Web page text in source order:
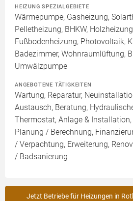
HEIZUNG SPEZIALGEBIETE
Wärmepumpe, Gasheizung,
Pelletheizung, BHKW,
Fußbodenheizung, Photovoltaik,
Badezimmer, Wohnraumlüftung,
Umwälzpumpe
ANGEBOTENE TÄTIGKEITEN
Wartung, Reparatur,
Austausch, Beratung,
Thermostat, Anlage &
Planung / Berechnung,
/ Verpachtung, Erweiterung,
/ Badsanierung
Jetzt Betriebe für Heizungen in